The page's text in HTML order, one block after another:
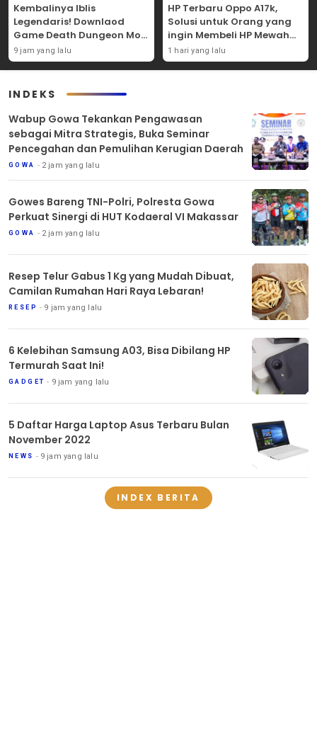
Kembalinya Iblis
Legendaris! Downlaod
Game Death Dungeon Mod
APK Dan Mainkan
Sekarang Juga!
9 jam yang lalu
HP Terbaru Oppo A17k,
Solusi untuk Orang yang
ingin Membeli HP Mewah
Tapi Murah!
1 hari yang lalu
INDEKS
Wabup Gowa Tekankan Pengawasan
sebagai Mitra Strategis, Buka Seminar
Pencegahan dan Pemulihan Kerugian Daerah
GOWA 2 jam yang lalu
Gowes Bareng TNI-Polri, Polresta Gowa
Perkuat Sinergi di HUT Kodaeral VI Makassar
GOWA 2 jam yang lalu
Resep Telur Gabus 1 Kg yang Mudah Dibuat,
Camilan Rumahan Hari Raya Lebaran!
RESEP 9 jam yang lalu
6 Kelebihan Samsung A03, Bisa Dibilang HP
Termurah Saat Ini!
GADGET 9 jam yang lalu
5 Daftar Harga Laptop Asus Terbaru Bulan
November 2022
NEWS 9 jam yang lalu
INDEX BERITA